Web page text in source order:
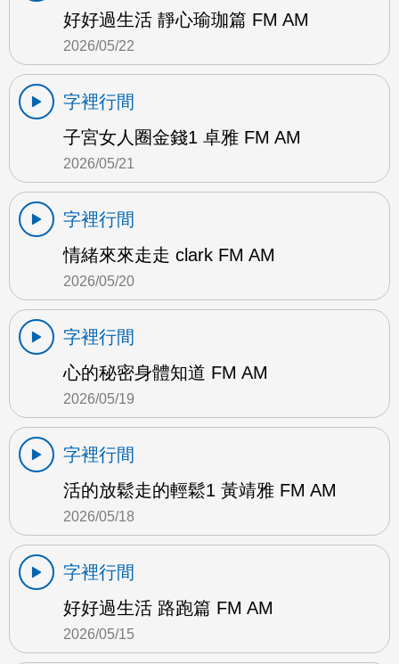
好好過生活 靜心瑜珈篇 FM AM
2026/05/22
字裡行間
子宮女人圈金錢1 卓雅 FM AM
2026/05/21
字裡行間
情緒來來走走 clark FM AM
2026/05/20
字裡行間
心的秘密身體知道 FM AM
2026/05/19
字裡行間
活的放鬆走的輕鬆1 黃靖雅 FM AM
2026/05/18
字裡行間
好好過生活 路跑篇 FM AM
2026/05/15